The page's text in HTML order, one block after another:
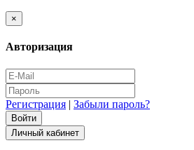
×
Авторизация
Регистрация | Забыли пароль?
Личный кабинет